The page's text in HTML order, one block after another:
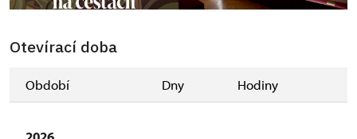
Otevírací doba
Období Dny Hodiny